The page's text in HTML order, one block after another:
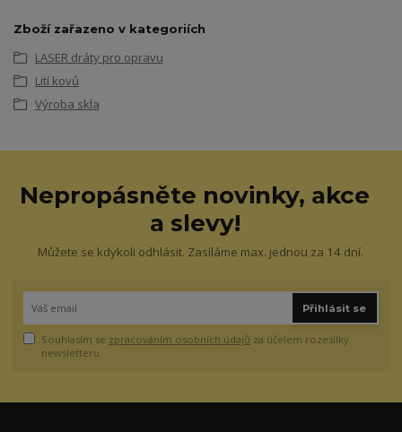
Zboží zařazeno v kategoriích
LASER dráty pro opravu
Lití kovů
Výroba skla
Nepropásněte novinky, akce
a slevy!
Můžete se kdykoli odhlásit. Zasíláme max. jednou za 14 dní.
Přihlásit se
Souhlasím se zpracováním osobních údajů za účelem rozesílky
newsletteru.